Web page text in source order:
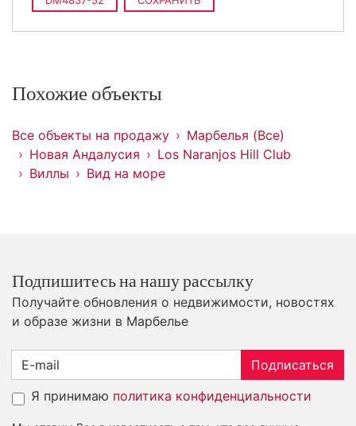
Похожие объекты
Все объекты на продажу
Марбелья (Все)
Новая Андалусия
Los Naranjos Hill Club
Виллы
Вид на море
Подпишитесь на нашу рассылку
Получайте обновления о недвижимости, новостях
и образе жизни в Марбелье
Подписаться
Я принимаю политика конфиденциальности